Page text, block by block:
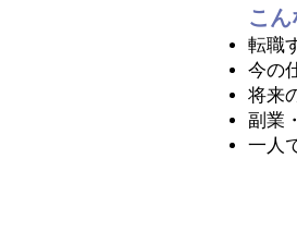
こ
転職
今の
将来
副業
一人